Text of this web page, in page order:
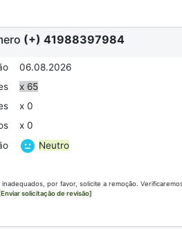
(+) 41988397984
06.08.2026
x 65
x 0
x 0
Neutro
por favor, solicite a remoção.
solicitação de revisão]